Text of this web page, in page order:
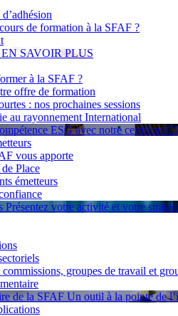
de formation à la SFAF ?
EN SAVOIR PLUS
à la SFAF ?
offre de formation
: nos prochaines sessions
au rayonnement International
ESG avec notre certificat
vous apporte
Place
émetteurs
Présentez votre activité et votre
commissions, groupes de travail et
de la SFAF Un outil à la pointe de